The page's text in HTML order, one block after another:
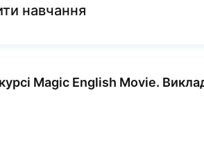
навчання
Magic English Movie.